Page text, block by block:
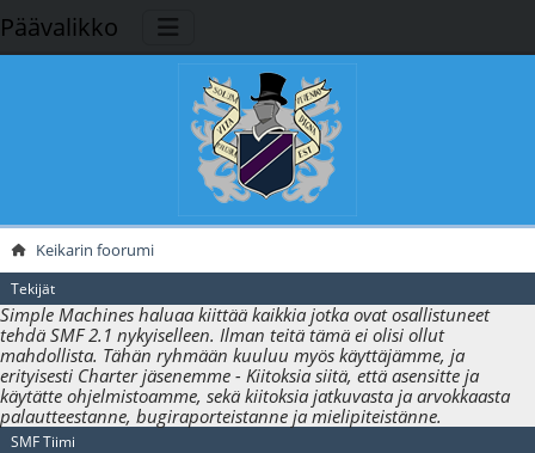
Päävalikko
Keikarin foorumi
Tekijät
Simple Machines haluaa kiittää kaikkia jotka ovat osallistuneet
tehdä SMF 2.1 nykyiselleen. Ilman teitä tämä ei olisi ollut
mahdollista. Tähän ryhmään kuuluu myös käyttäjämme, ja
erityisesti Charter jäsenemme - Kiitoksia siitä, että asensitte ja
käytätte ohjelmistoamme, sekä kiitoksia jatkuvasta ja arvokkaasta
palautteestanne, bugiraporteistanne ja mielipiteistänne.
SMF Tiimi